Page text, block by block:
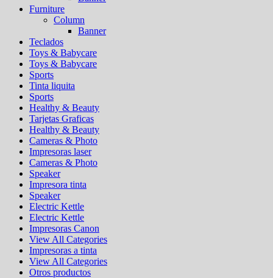
Furniture
Column
Banner
Teclados
Toys & Babycare
Toys & Babycare
Sports
Tinta liquita
Sports
Healthy & Beauty
Tarjetas Graficas
Healthy & Beauty
Cameras & Photo
Impresoras laser
Cameras & Photo
Speaker
Impresora tinta
Speaker
Electric Kettle
Electric Kettle
Impresoras Canon
View All Categories
Impresoras a tinta
View All Categories
Otros productos